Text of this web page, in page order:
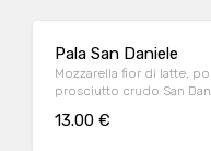
Pala San Daniele
Mozzarella fior di latte,
prosciutto crudo San
13.00 €